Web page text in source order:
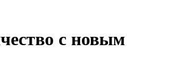
с новым